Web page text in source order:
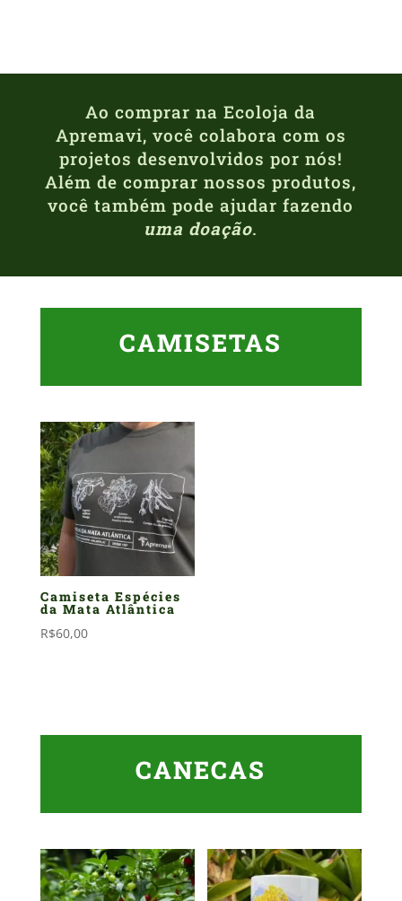
Ao comprar na Ecoloja da
Apremavi, você colabora com os
projetos desenvolvidos por nós!
Além de comprar nossos produtos,
você também pode ajudar fazendo
uma doação.
CAMISETAS
Camiseta Espécies
da Mata Atlântica
R$60,00
CANECAS